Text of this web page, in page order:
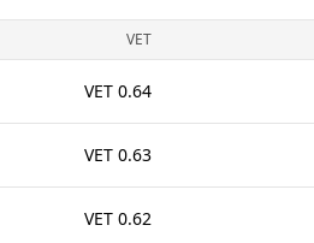
VET
0.64 VET
0.63 VET
0.62 VET